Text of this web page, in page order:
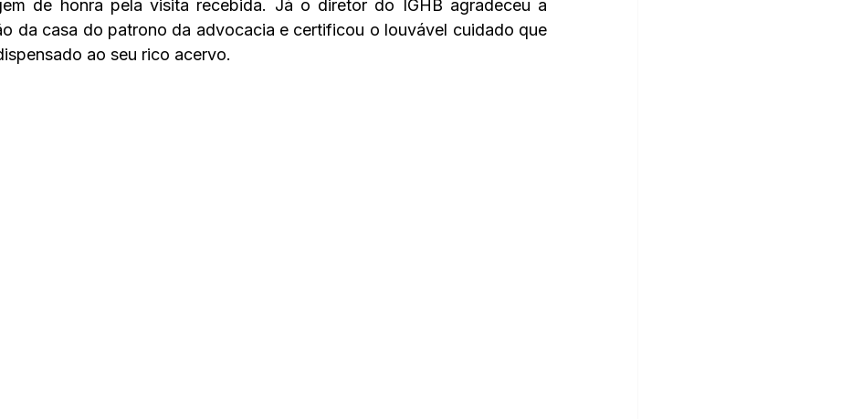
de honra pela visita recebida. Já o diretor do IGHB agradeceu a
da casa do patrono da advocacia e certificou o louvável cuidado que
ao seu rico acervo.